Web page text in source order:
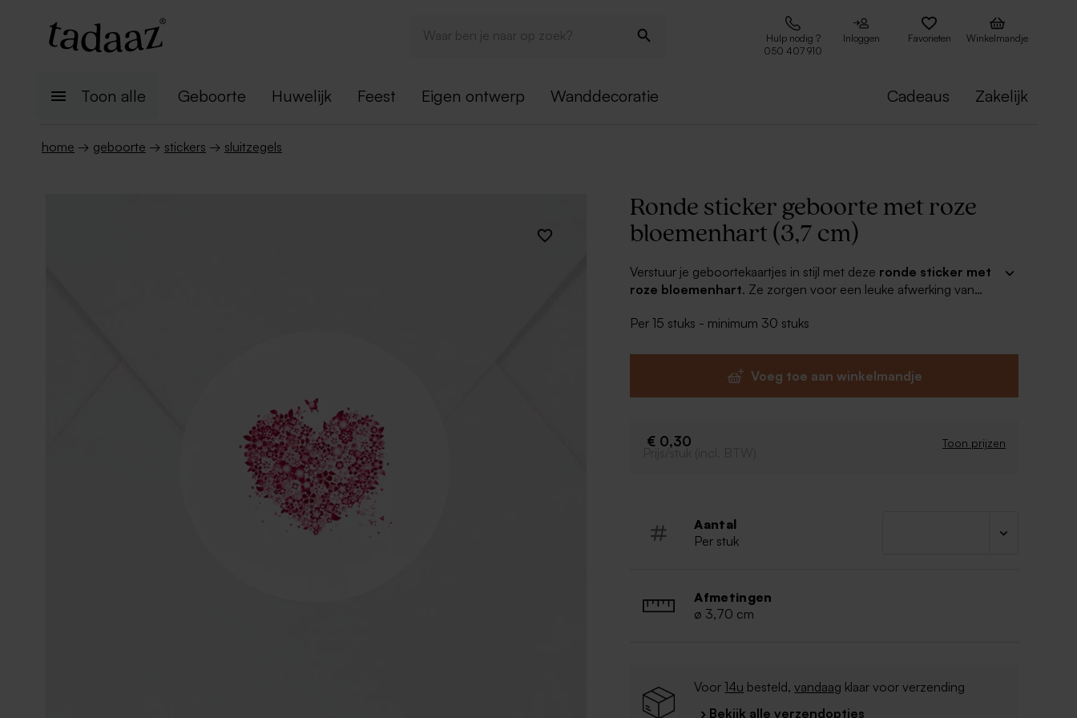
Hulp nodig ?
050 407 910
Inloggen Favorieten Winkelmandje
Toon alle Geboorte Huwelijk Feest Eigen ontwerp Wanddecoratie Cadeaus Zakelijk
home → geboorte → stickers → sluitzegels
Ronde sticker geboorte met roze
bloemenhart (3,7 cm)
Verstuur je geboortekaartjes in stijl met deze ronde sticker met
roze bloemenhart. Ze zorgen voor een leuke afwerking van
en traktaties uit ons ruime assortiment
Per 15 stuks - minimum 30 stuks
Voeg toe aan winkelmandje
€ 0,30 Toon prijzen
Prijs/stuk (incl. BTW)
Aantal
Per stuk
Afmetingen
ø 3,70 cm
Voor14u besteld,vandaag klaar voor verzending
› Bekijk alle verzendopties